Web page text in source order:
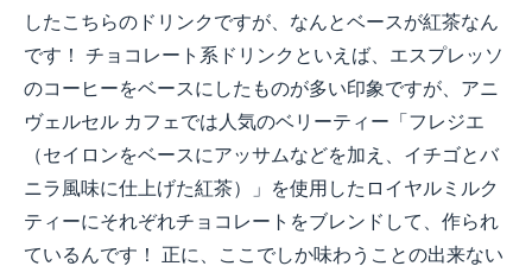
したこちらのドリンクですが、なんとベースが紅茶なん
です！ チョコレート系ドリンクといえば、エスプレッソ
のコーヒーをベースにしたものが多い印象ですが、アニ
ヴェルセル カフェでは人気のベリーティー「フレジエ
（セイロンをベースにアッサムなどを加え、イチゴとバ
ニラ風味に仕上げた紅茶）」を使用したロイヤルミルク
ティーにそれぞれチョコレートをブレンドして、作られ
ているんです！ 正に、ここでしか味わうことの出来ない